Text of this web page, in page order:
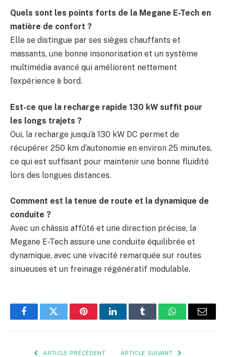
Quels sont les points forts de la Megane E-Tech en
matière de confort ?
Elle se distingue par ses sièges chauffants et
massants, une bonne insonorisation et un système
multimédia avancé qui améliorent nettement
l’expérience à bord.
Est-ce que la recharge rapide 130 kW suffit pour
les longs trajets ?
Oui, la recharge jusqu’à 130 kW DC permet de
récupérer 250 km d’autonomie en environ 25 minutes,
ce qui est suffisant pour maintenir une bonne fluidité
lors des longues distances.
Comment est la tenue de route et la dynamique de
conduite ?
Avec un châssis affûté et une direction précise, la
Megane E-Tech assure une conduite équilibrée et
dynamique, avec une vivacité remarquée sur routes
sinueuses et un freinage régénératif modulable.
FacebookTwitter PinterestLinkedInTumblr WhatsApp
E-
ARTICLE PRÉCÉDENT ARTICLE SUIVANT